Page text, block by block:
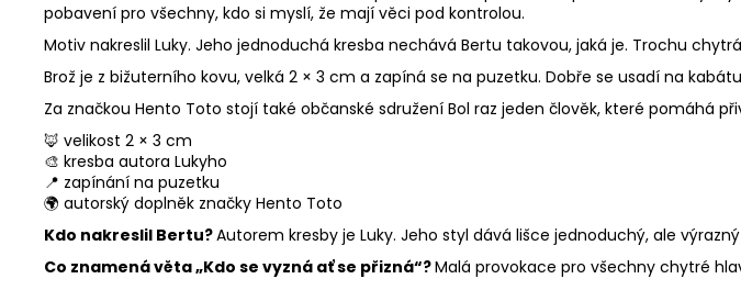
pobavení pro všechny, kdo si myslí, že mají věci pod kontrolou.
Motiv nakreslil Luky. Jeho jednoduchá kresba nechává Bertu takovou, jaká je. Trochu
Brož je z bižuterního kovu, velká 2 × 3 cm a zapíná se na puzetku. Dobře se usadí na
Za značkou Hento Toto stojí také občanské sdružení Bol raz jeden člověk, které pomáhá
🦊 velikost 2 × 3 cm
🎨 kresba autora Lukyho
📍 zapínání na puzetku
🌍 autorský doplněk značky Hento Toto
Kdo nakreslil Bertu?Autorem kresby je Luky. Jeho styl dává lišce jednoduchý, ale
Co znamená věta „Kdo se vyzná ať se přizná“?Malá provokace pro všechny chytré